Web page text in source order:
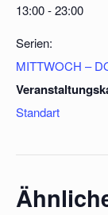
13:00 - 23:00
Serien:
MITTWOCH –
Standart